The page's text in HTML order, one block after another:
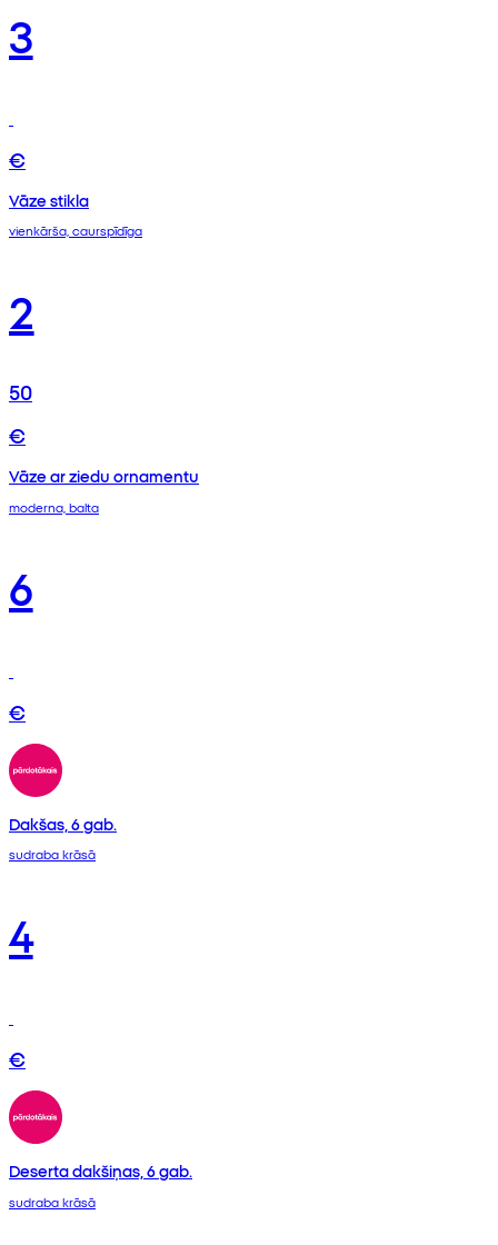
3
€
Vāze stikla
vienkārša, caurspīdīga
2
50
€
Vāze ar ziedu ornamentu
moderna, balta
6
€
Dakšas, 6 gab.
sudraba krāsā
4
€
Deserta dakšiņas, 6 gab.
sudraba krāsā